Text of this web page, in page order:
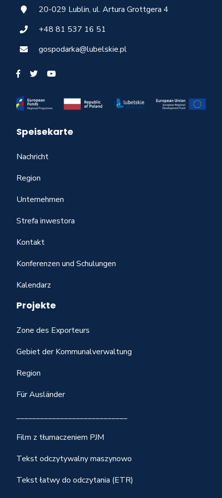
20-029 Lublin, ul. Artura Grottgera 4
+48 81 537 16 51
gospodarka@lubelskie.pl
Speisekarte
Nachricht
Region
Unternehmen
Strefa inwestora
Kontakt
Konferenzen und Schulungen
Kalendarz
Projekte
Zone des Exporteurs
Gebiet der Kommunalverwaltung
Region
Für Ausländer
____________________________
Film z tłumaczeniem PJM
Tekst odczytywalny maszynowo
Tekst łatwy do odczytania (ETR)